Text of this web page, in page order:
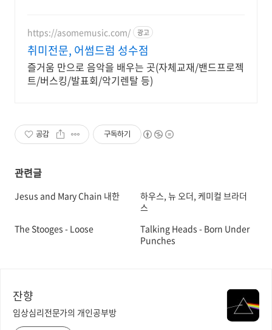
https://asomemusic.com/ 광고
취미전문, 어썸드럼 성수점
즐거움 만으로 음악을 배우는 곳(자체교재/밴드프로젝
트/버스킹/발표회/악기렌탈 등)
공감 구독하기
관련글
Jesus and Mary Chain 내한
하우스, 뉴 오더, 케미컬 브라더
스
The Stooges - Loose
Talking Heads - Born Under
Punches
잔향
임상심리전문가의 개인공부방